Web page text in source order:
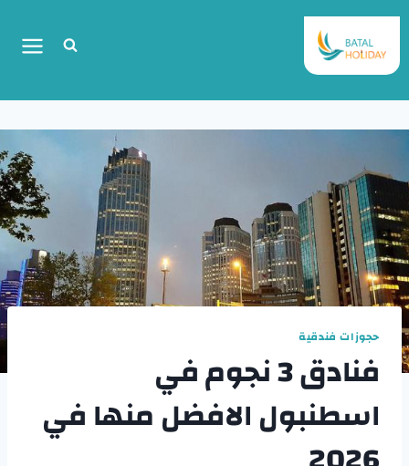
حجوزات فندقية
فنادق 3 نجوم في
اسطنبول الافضل منها في